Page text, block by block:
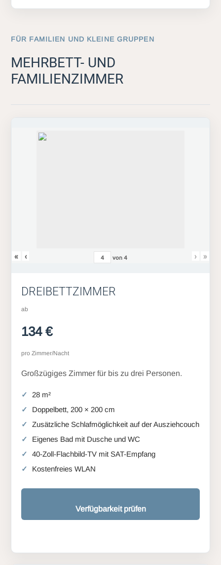
FÜR FAMILIEN UND KLEINE GRUPPEN
MEHRBETT- UND
FAMILIENZIMMER
« ‹ von4 › »
DREIBETTZIMMER
ab
134 €
pro Zimmer/Nacht
Großzügiges Zimmer für bis zu drei Personen.
28 m²
Doppelbett, 200 × 200 cm
Zusätzliche Schlafmöglichkeit auf der Ausziehcouch
Eigenes Bad mit Dusche und WC
40-Zoll-Flachbild-TV mit SAT-Empfang
Kostenfreies WLAN
Verfügbarkeit prüfen